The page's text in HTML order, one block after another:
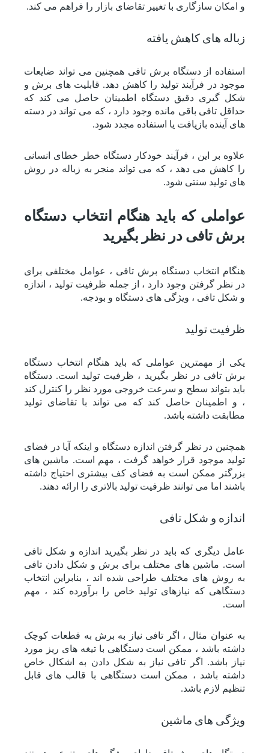
و امکان سازگاری با تغییر تقاضای بازار را فراهم می کند.
زباله های کاهش یافته
استفاده از دستگاه برش تافی همچنین می تواند ضایعات
موجود در فرآیند تولید را کاهش دهد. قابلیت های برش و
شکل گیری دقیق دستگاه اطمینان حاصل می کند که
حداقل تافی باقی مانده وجود دارد ، که می تواند در دسته
های آینده بازیافت یا استفاده مجدد شود.
علاوه بر این ، فرآیند خودکار دستگاه خطر خطای انسانی
را کاهش می دهد ، که می تواند منجر به زباله در روش
های تولید سنتی شود.
عواملی که باید هنگام انتخاب دستگاه
برش تافی در نظر بگیرید
هنگام انتخاب دستگاه برش تافی ، عوامل مختلفی برای
در نظر گرفتن وجود دارد ، از جمله ظرفیت تولید ، اندازه
و شکل تافی ، ویژگی های دستگاه و بودجه.
ظرفیت تولید
یکی از مهمترین عواملی که باید هنگام انتخاب دستگاه
برش تافی در نظر بگیرید ، ظرفیت تولید است. دستگاه
باید بتواند سطح و سرعت خروجی مورد نظر را کنترل کند
، و اطمینان حاصل کند که می تواند با تقاضای تولید
مطابقت داشته باشد.
همچنین در نظر گرفتن اندازه دستگاه و اینکه آیا در فضای
تولید موجود قرار خواهد گرفت ، مهم است. ماشین های
بزرگتر ممکن است به فضای کف بیشتری احتیاج داشته
باشند اما می توانند ظرفیت تولید بالاتری را ارائه دهند.
اندازه و شکل تافی
عامل دیگری که باید در نظر بگیرید اندازه و شکل تافی
است. ماشین های مختلف برای برش و شکل دادن تافی
به روش های مختلف طراحی شده اند ، بنابراین انتخاب
دستگاهی که نیازهای تولید خاص را برآورده کند ، مهم
است.
به عنوان مثال ، اگر تافی نیاز به برش به قطعات کوچک
داشته باشد ، ممکن است دستگاهی با تیغه های ریز مورد
نیاز باشد. اگر تافی نیاز به شکل دادن به اشکال خاص
داشته باشد ، ممکن است دستگاهی با قالب های قابل
تنظیم لازم باشد.
ویژگی های ماشین